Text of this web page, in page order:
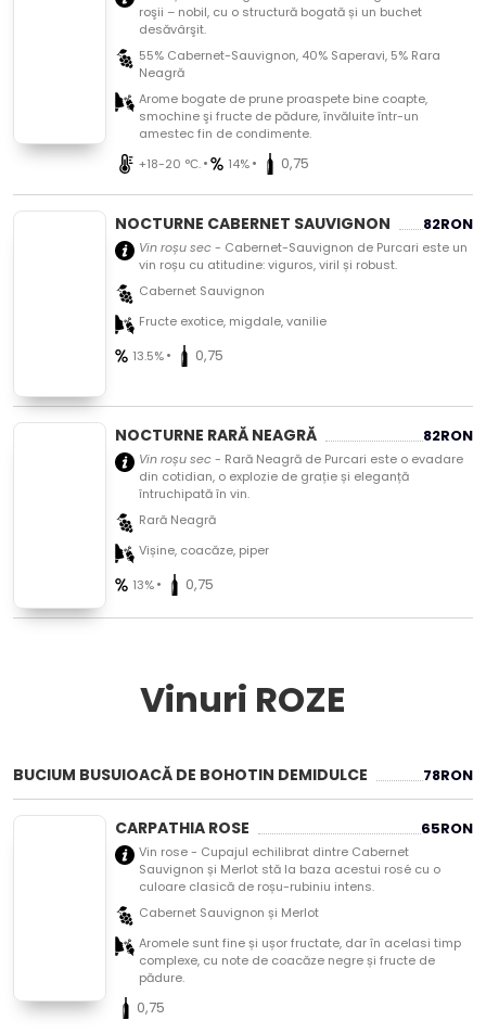
roşii – nobil, cu o structură bogată și un buchet
desăvârşit.
55% Cabernet-Sauvignon, 40% Saperavi, 5% Rara
Neagră
Arome bogate de prune proaspete bine coapte,
smochine şi fructe de pădure, învăluite într-un
amestec fin de condimente.
+18-20 °С.• 14%• 0,75
NOCTURNE CABERNET SAUVIGNON 82RON
Vin roșu sec- Cabernet-Sauvignon de Purcari este un
vin roșu cu atitudine: viguros, viril și robust.
Cabernet Sauvignon
Fructe exotice, migdale, vanilie
13.5%• 0,75
NOCTURNE RARĂ NEAGRĂ 82RON
Vin roșu sec- Rară Neagră de Purcari este o evadare
din cotidian, o explozie de grație și eleganță
întruchipată în vin.
Rară Neagră
Vișine, coacăze, piper
13%• 0,75
Vinuri ROZE
BUCIUM BUSUIOACĂ DE BOHOTIN DEMIDULCE 78RON
CARPATHIA ROSE 65RON
Vin rose - Cupajul echilibrat dintre Cabernet
Sauvignon și Merlot stă la baza acestui rosé cu o
culoare clasică de roșu-rubiniu intens.
Cabernet Sauvignon și Merlot
Aromele sunt fine și ușor fructate, dar în acelasi timp
complexe, cu note de coacăze negre și fructe de
pădure.
0,75